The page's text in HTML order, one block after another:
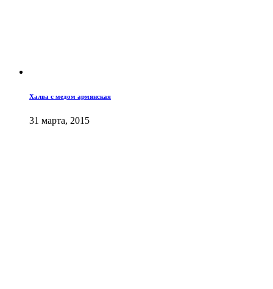
Халва с медом армянская
31 марта, 2015